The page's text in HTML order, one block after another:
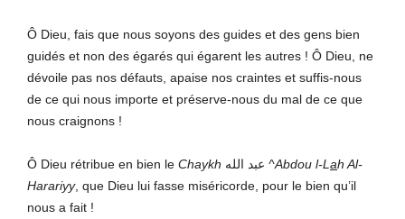
Ô Dieu, fais que nous soyons des guides et des gens bien
guidés et non des égarés qui égarent les autres ! Ô Dieu, ne
dévoile pas nos défauts, apaise nos craintes et suffis-nous
de ce qui nous importe et préserve-nous du mal de ce que
nous craignons !
Ô Dieu rétribue en bien le Chaykh عبد الله ^Abdou l-L ah Al-
Harariyy, que Dieu lui fasse miséricorde, pour le bien qu’il
nous a fait !